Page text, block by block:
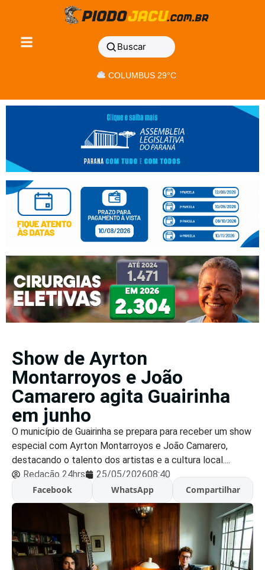
Buscar
COLUMBUS 29°C
Show de Ayrton
Montarroyos e João
Camarero agita Guairinha
em junho
O município de Guairinha se prepara para receber um show
especial com Ayrton Montarroyos e João Camarero,
destacando o talento dos artistas e a cultura local....
Redação 24hrs
25/05/202608:40
Facebook
WhatsApp Compartilhar